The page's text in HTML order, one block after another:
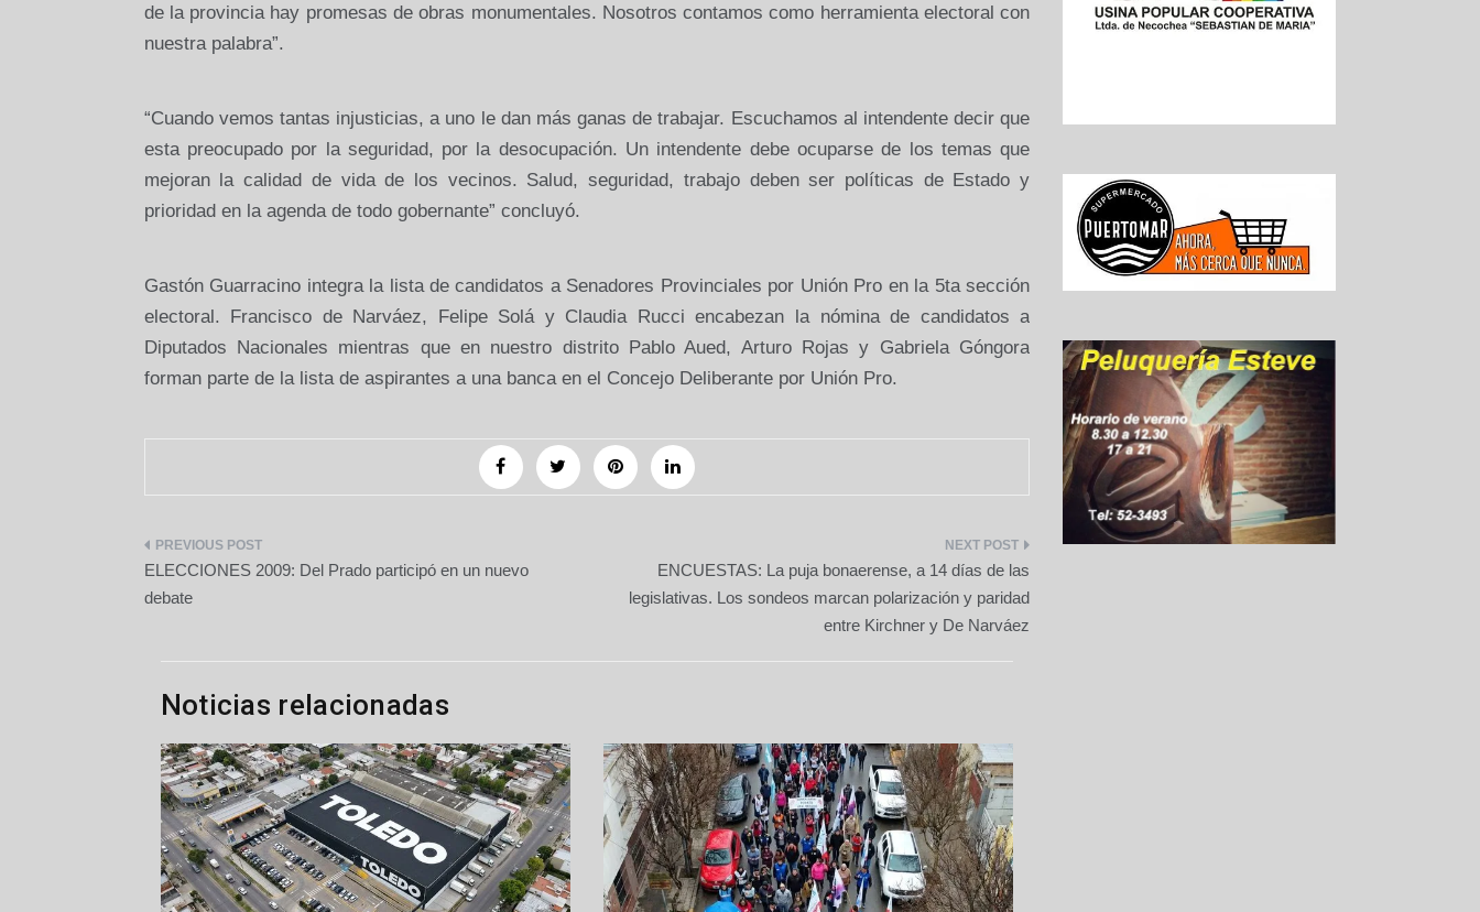
de la provincia hay promesas de obras monumentales. Nosotros contamos como herramienta electoral con
nuestra palabra”.
“Cuando vemos tantas injusticias, a uno le dan más ganas de trabajar. Escuchamos al intendente decir que
esta preocupado por la seguridad, por la desocupación. Un intendente debe ocuparse de los temas que
mejoran la calidad de vida de los vecinos. Salud, seguridad, trabajo deben ser políticas de Estado y
prioridad en la agenda de todo gobernante” concluyó.
Gastón Guarracino integra la lista de candidatos a Senadores Provinciales por Unión Pro en la 5ta sección
electoral. Francisco de Narváez, Felipe Solá y Claudia Rucci encabezan la nómina de candidatos a
Diputados Nacionales mientras que en nuestro distrito Pablo Aued, Arturo Rojas y Gabriela Góngora
forman parte de la lista de aspirantes a una banca en el Concejo Deliberante por Unión Pro.
Navegación
de
ELECCIONES 2009: Del Prado participó en un nuevo
debate
ENCUESTAS: La puja bonaerense, a 14 días de las
legislativas. Los sondeos marcan polarización y paridad
entre Kirchner y De Narváez
Noticias relacionadas